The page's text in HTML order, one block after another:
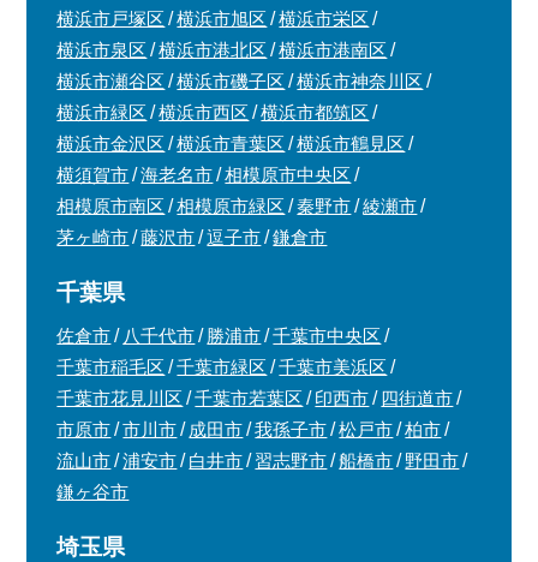
横浜市戸塚区
横浜市旭区
横浜市栄区
横浜市泉区
横浜市港北区
横浜市港南区
横浜市瀬谷区
横浜市磯子区
横浜市神奈川区
横浜市緑区
横浜市西区
横浜市都筑区
横浜市金沢区
横浜市青葉区
横浜市鶴見区
横須賀市
海老名市
相模原市中央区
相模原市南区
相模原市緑区 秦野市
綾瀬市
茅ヶ崎市
藤沢市 逗子市 鎌倉市
千葉県
佐倉市 八千代市 勝浦市
千葉市中央区
千葉市稲毛区
千葉市緑区
千葉市美浜区
千葉市花見川区
千葉市若葉区 印西市
四街道市
市原市
市川市 成田市 我孫子市 松戸市
柏市
流山市
浦安市 白井市 習志野市 船橋市
野田市
鎌ヶ谷市
埼玉県